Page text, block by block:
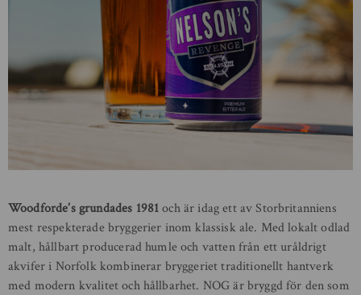
Woodforde’s grundades 1981och är idag ett av Storbritanniens
mest respekterade bryggerier inom klassisk ale. Med lokalt odlad
malt, hållbart producerad humle och vatten från ett uråldrigt
akvifer i Norfolk kombinerar bryggeriet traditionellt hantverk
med modern kvalitet och hållbarhet. NOG är bryggd för den som